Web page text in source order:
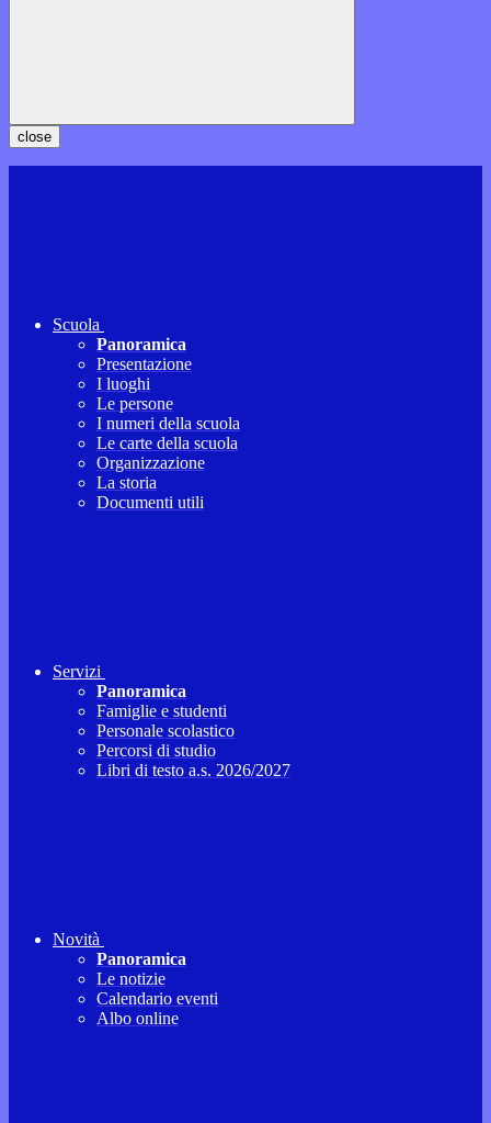
close
Scuola
Panoramica
Presentazione
I luoghi
Le persone
I numeri della scuola
Le carte della scuola
Organizzazione
La storia
Documenti utili
Servizi
Panoramica
Famiglie e studenti
Personale scolastico
Percorsi di studio
Libri di testo a.s. 2026/2027
Novità
Panoramica
Le notizie
Calendario eventi
Albo online